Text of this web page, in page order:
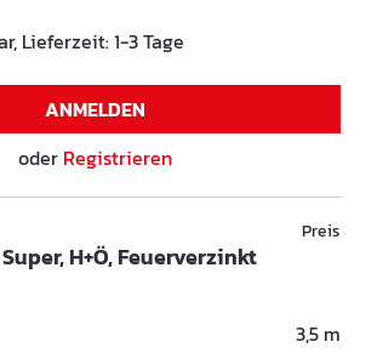
Lieferzeit: 1-3 Tage
ANMELDEN
oder Registrieren
H+Ö, Feuerverzinkt
Preis
3,5 m